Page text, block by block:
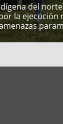
del norte
la ejecución